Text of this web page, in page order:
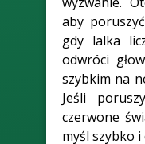
aby
gdy lalka
odwróci
szybkim na
Jeśli
czerwone
myśl szybko i